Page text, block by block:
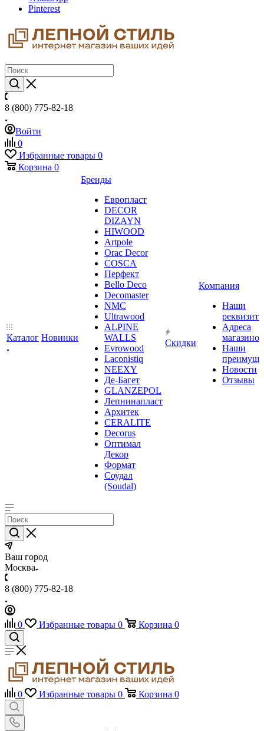
Pinterest
8 (800) 775-82-18
Войти
0
Избранные товары 0
Корзина 0
Каталог Новинки
Бренды
Европласт
DECOR
DIZAYN
HIWOOD
Artpole
Orac Decor
COSCA
Перфект
Bello Deco
Decomaster
NMС
Ultrawood
ALPINE
WALLS
Evrowood
Laconistiq
NEEXY
Де-Багет
GLANZEPOL
Лепнинапласт
Архитек
CERALITE
Decorus
Оптимал
Декор
Формат
Соудал
(Soudal)
Скидки
Компания
Наши
Адреса
магазинов
Наши
Новости
Отзывы
Ваш город
Москва
8 (800) 775-82-18
0 Избранные товары 0 Корзина 0
0 Избранные товары 0 Корзина 0